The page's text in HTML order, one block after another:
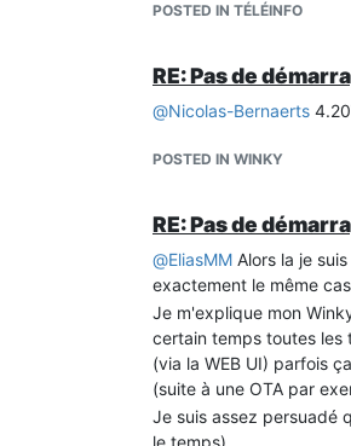
POSTED IN TÉLÉINFO
RE: Pas de
@Nicolas-Bernaerts
POSTED IN WINKY
RE: Pas de
@EliasMM Alors la je
exactement le même
Je m'explique mon
certain temps toutes les
(via la WEB UI) parfois
(suite à une OTA par
Je suis assez persuadé